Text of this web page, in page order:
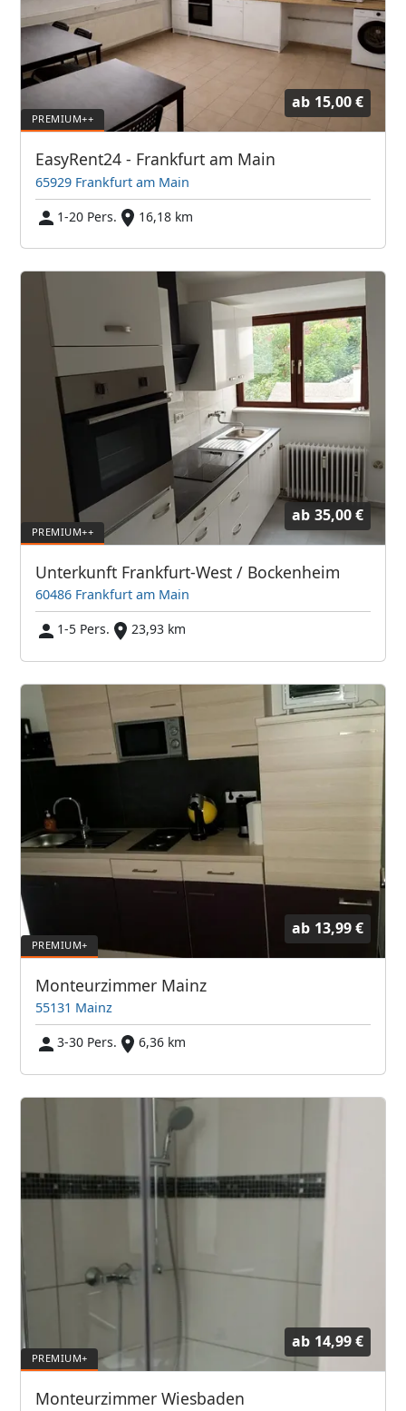
ab 15,00 €
EasyRent24 - Frankfurt am Main
65929 Frankfurt am Main
1-20 Pers.
16,18 km
ab 35,00 €
Unterkunft Frankfurt-West / Bockenheim
60486 Frankfurt am Main
1-5 Pers.
23,93 km
ab 13,99 €
Monteurzimmer Mainz
55131 Mainz
3-30 Pers.
6,36 km
ab 14,99 €
Monteurzimmer Wiesbaden